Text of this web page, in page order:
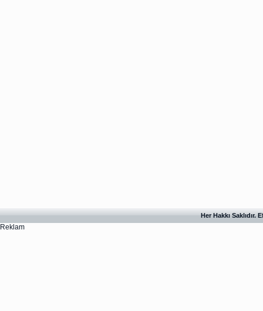
Her Hakkı Saklıdır.
Reklam